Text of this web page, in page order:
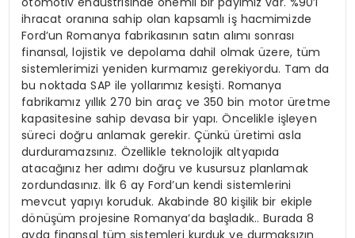
ihracat oranına sahip olan kapsamlı iş hacmimizde
Ford’un Romanya fabrikasının satın alımı sonrası
finansal, lojistik ve depolama dahil olmak üzere, tüm
sistemlerimizi yeniden kurmamız gerekiyordu. Tam da
bu noktada SAP ile yollarımız kesişti. Romanya
fabrikamız yıllık 270 bin araç ve 350 bin motor üretme
kapasitesine sahip devasa bir yapı. Öncelikle işleyen
süreci doğru anlamak gerekir. Çünkü üretimi asla
durduramazsınız. Özellikle teknolojik altyapıda
atacağınız her adımı doğru ve kusursuz planlamak
zordundasınız. İlk 6 ay Ford’un kendi sistemlerini
mevcut yapıyı koruduk. Akabinde 80 kişilik bir ekiple
dönüşüm projesine Romanya’da başladık.. Burada 8